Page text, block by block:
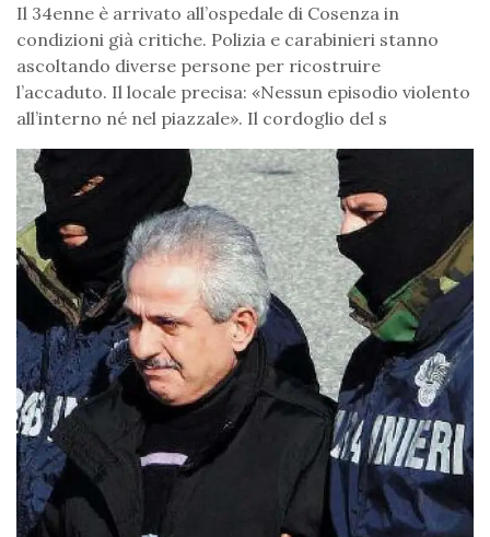
Il 34enne è arrivato all’ospedale di Cosenza in
condizioni già critiche. Polizia e carabinieri stanno
ascoltando diverse persone per ricostruire
l’accaduto. Il locale precisa: «Nessun episodio violento
all’interno né nel piazzale». Il cordoglio del s